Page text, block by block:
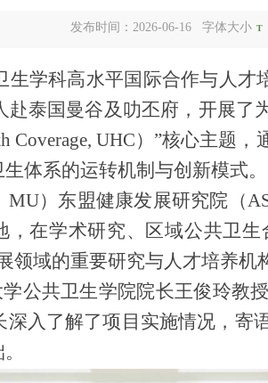
发布时间：2026-06-16 字体大小 T
学科高水平国际合作与人才
泰国曼谷及叻丕府，开展了
Coverage, UHC）”核心主题
体系的运转机制与创新模式。
MU） 东盟健康发展研究院（
在学术研究、区域公共卫
域的重要研究与人才培养
公共卫生学院院长王俊玲教
入了解了项目实施情况，